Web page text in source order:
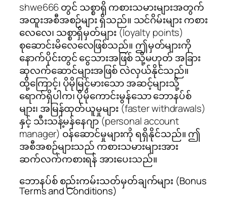
shwe666 တွင် သစ္စာရှိ ကစားသမားများအတွက်
အထူးအစီအစဉ်များ ရှိသည်။ သင်ဂိမ်းများ ကစား
လေလေ၊ သစ္စာရှိမှတ်များ (loyalty points)
စုဆောင်းမိလေလေဖြစ်သည်။ ဤမှတ်များကို
နောက်ပိုင်းတွင် ငွေသားအဖြစ် သို့မဟုတ် အခြား
ဆုလက်ဆောင်များအဖြစ် လဲလှယ်နိုင်သည်။
ထို့ကြောင့်၊ ပိုမိုမြင့်မားသော အဆင့်များသို့
ရောက်ရှိပါက၊ ပိုမိုကောင်းမွန်သော ဘောနပ်စ်
များ၊ အမြန်ထုတ်ယူမှုများ (faster withdrawals)
နှင့် သီးသန့်မန်နေဂျာ (personal account
manager) ဝန်ဆောင်မှုများကို ရရှိနိုင်သည်။ ဤ
အစီအစဉ်များသည် ကစားသမားများအား
ဆက်လက်ကစားရန် အားပေးသည်။
ဘောနပ်စ် စည်းကမ်းသတ်မှတ်ချက်များ (Bonus
Terms and Conditions)